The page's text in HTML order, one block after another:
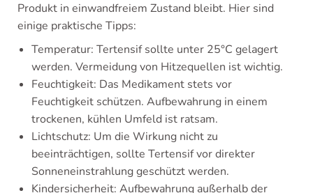
Produkt in einwandfreiem Zustand bleibt. Hier sind
einige praktische Tipps:
Temperatur: Tertensif sollte unter 25°C gelagert
werden. Vermeidung von Hitzequellen ist wichtig.
Feuchtigkeit: Das Medikament stets vor
Feuchtigkeit schützen. Aufbewahrung in einem
trockenen, kühlen Umfeld ist ratsam.
Lichtschutz: Um die Wirkung nicht zu
beeinträchtigen, sollte Tertensif vor direkter
Sonneneinstrahlung geschützt werden.
Kindersicherheit: Aufbewahrung außerhalb der